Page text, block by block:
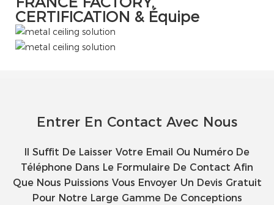
CERTIFICATION & Équipe
Entrer En Contact Avec Nous
Il Suffit De Laisser Votre Email Ou Numéro De
Téléphone Dans Le Formulaire De Contact Afin
Que Nous Puissions Vous Envoyer Un Devis Gratuit
Pour Notre Large Gamme De Conceptions